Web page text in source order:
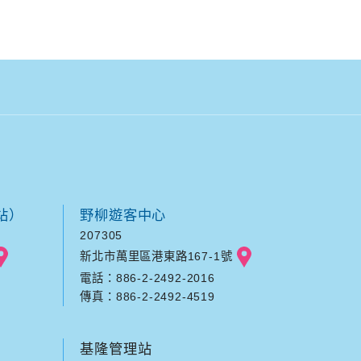
野柳遊客中心
207305
新北市萬里區港東路167-1號
電話：886-2-2492-2016
傳真：886-2-2492-4519
基隆管理站